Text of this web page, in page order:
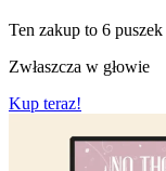
Ten zakup to 6 puszek
Zwłaszcza w głowie
Kup teraz!